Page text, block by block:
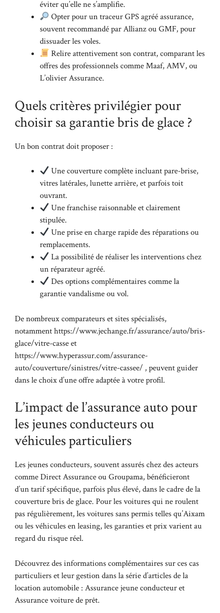
éviter qu’elle ne s’amplifie.
Opter pour un traceur GPS agréé assurance,
souvent recommandé par Allianz ou GMF, pour
dissuader les voles.
Relire attentivement son contrat, comparant les
offres des professionnels comme Maaf, AMV, ou
L’olivier Assurance.
Quels critères privilégier pour
choisir sa garantie bris de glace ?
Un bon contrat doit proposer :
Une couverture complète incluant pare-brise,
vitres latérales, lunette arrière, et parfois toit
ouvrant.
Une franchise raisonnable et clairement
stipulée.
Une prise en charge rapide des réparations ou
remplacements.
La possibilité de réaliser les interventions chez
un réparateur agréé.
Des options complémentaires comme la
garantie vandalisme ou vol.
De nombreux comparateurs et sites spécialisés,
notamment https://www.jechange.fr/assurance/auto/bris-
glace/vitre-casse et
https://www.hyperassur.com/assurance-
auto/couverture/sinistres/vitre-cassee/ , peuvent guider
dans le choix d’une offre adaptée à votre profil.
L’impact de l’assurance auto pour
les jeunes conducteurs ou
véhicules particuliers
Les jeunes conducteurs, souvent assurés chez des acteurs
comme Direct Assurance ou Groupama, bénéficieront
d’un tarif spécifique, parfois plus élevé, dans le cadre de la
couverture bris de glace. Pour les voitures qui ne roulent
pas régulièrement, les voitures sans permis telles qu’Aixam
ou les véhicules en leasing, les garanties et prix varient au
regard du risque réel.
Découvrez des informations complémentaires sur ces cas
particuliers et leur gestion dans la série d’articles de la
location automobile : Assurance jeune conducteuret
Assurance voiture de prêt.